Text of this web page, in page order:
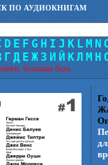
ПО АУДИОКНИГАМ
D E F G H I J K L M N
Г Д Е Ж З И Й КЛ М Н
большая база.